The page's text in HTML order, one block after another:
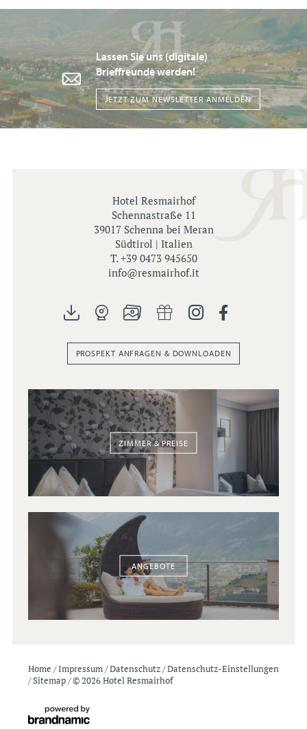
Lassen Sie uns (digitale)
Brieffreunde werden!
JETZT ZUM NEWSLETTER ANMELDEN
Hotel Resmairhof
Schennastraße 11
39017 Schenna bei Meran
Südtirol | Italien
T. +39 0473 945650
info@resmairhof.it
PROSPEKT ANFRAGEN & DOWNLOADEN
ZIMMER & PREISE
ANGEBOTE
Home /Impressum/Datenschutz/Datenschutz-Einstellungen
/Sitemap/© 2026 Hotel Resmairhof